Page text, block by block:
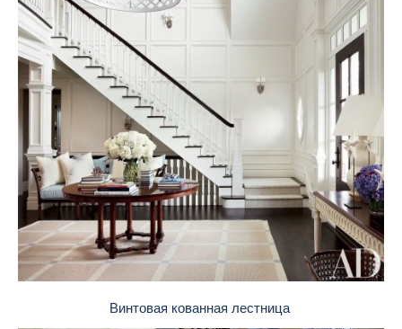
Винтовая кованная лестница